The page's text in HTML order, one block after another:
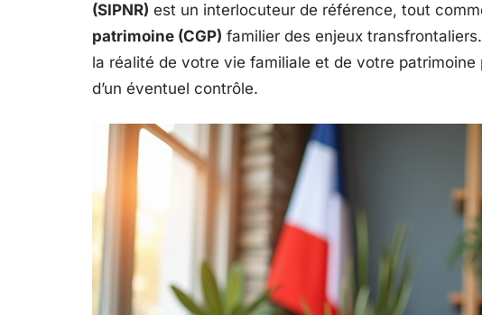
(SIPNR) est un interlocuteur de référence, tout
patrimoine (CGP) familier des enjeux
la réalité de votre vie familiale et de votre
d’un éventuel contrôle.